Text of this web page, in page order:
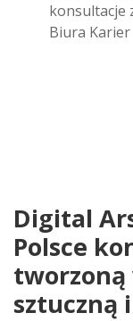
konsultacje
Biura Karier
Digital
Polsce
tworzoną
sztuczną